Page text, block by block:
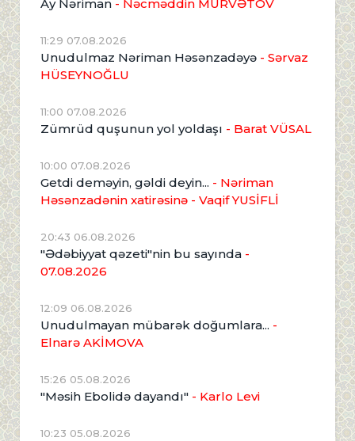
Ay Nəriman - Nəcməddin MÜRVƏTOV
11:29 07.08.2026
Unudulmaz Nəriman Həsənzadəyə - Sərvaz
HÜSEYNOĞLU
11:00 07.08.2026
Zümrüd quşunun yol yoldaşı - Barat VÜSAL
10:00 07.08.2026
Getdi deməyin, gəldi deyin... - Nəriman
Həsənzadənin xatirəsinə - Vaqif YUSİFLİ
20:43 06.08.2026
"Ədəbiyyat qəzeti"nin bu sayında -
07.08.2026
12:09 06.08.2026
Unudulmayan mübarək doğumlara... -
Elnarə AKİMOVA
15:26 05.08.2026
"Məsih Ebolidə dayandı" - Karlo Levi
10:23 05.08.2026